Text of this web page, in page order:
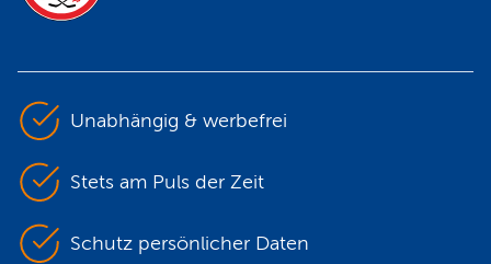
Unabhängig & werbefrei
Stets am Puls der Zeit
Schutz persönlicher Daten